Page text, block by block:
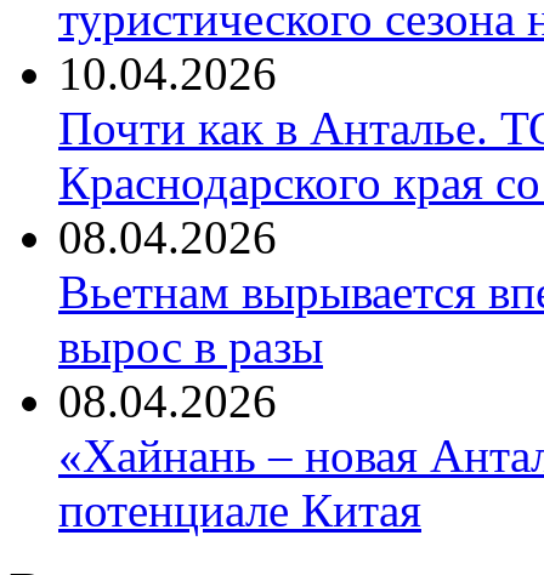
туристического
10.04.2026
Почти как в Анталье.
Краснодарского края
08.04.2026
Вьетнам вырывается
вырос в разы
08.04.2026
«Хайнань – новая
потенциале Китая